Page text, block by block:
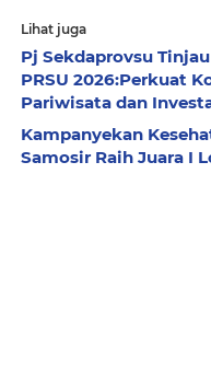
Lihat juga
Pj Sekdaprovsu
PRSU 2026:Perkuat
Pariwisata dan
Kampanyekan
Samosir Raih Juara I